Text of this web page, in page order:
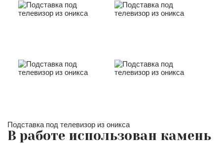
Подставка под телевизор из оникса
В работе использован камень